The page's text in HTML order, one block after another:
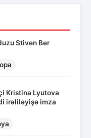
Stiven Ber
Kristina Lyutova
irəliləyişə imza